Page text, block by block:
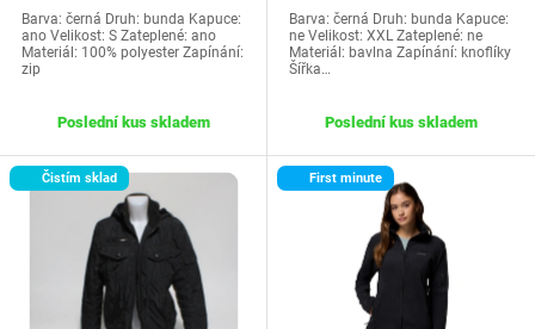
Barva: černá Druh: bunda Kapuce:
ano Velikost: S Zateplené: ano
Materiál: 100% polyester Zapínání:
zip
Poslední kus skladem
Barva: černá Druh: bunda Kapuce:
ne Velikost: XXL Zateplené: ne
Materiál: bavlna Zapínání: knoflíky
Šířka…
Poslední kus skladem
Čistím sklad First minute